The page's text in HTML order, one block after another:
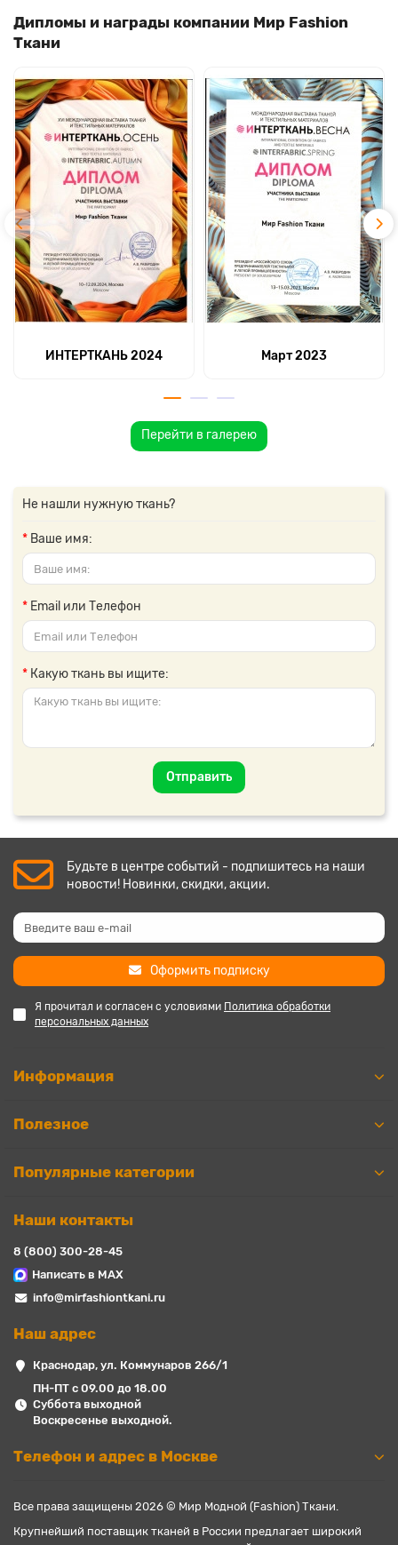
Дипломы и награды компании Мир Fashion
Ткани
ИНТЕРТКАНЬ 2024 Март 2023
Перейти в галерею
Не нашли нужную ткань?
Ваше имя:
Email или Телефон
Какую ткань вы ищите:
Отправить
Будьте в центре событий - подпишитесь на наши
новости! Новинки, скидки, акции.
Оформить подписку
Я прочитал и согласен с условиями Политика обработки
персональных данных
Информация
Полезное
Популярные категории
Наши контакты
8 (800) 300-28-45
Написать в MAX
info@mirfashiontkani.ru
Наш адрес
Краснодар, ул. Коммунаров 266/1
ПН-ПТ с 09.00 до 18.00
Суббота выходной
Воскресенье выходной.
Телефон и адрес в Москве
Все права защищены 2026 © Мир Модной (Fashion) Ткани.
Крупнейший поставщик тканей в России предлагает широкий